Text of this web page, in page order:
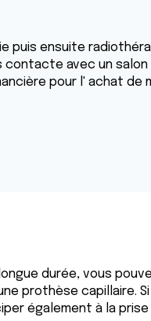
puis ensuite
contacte avec un salon
pour l' achat de
durée, vous
prothèse capillaire. Si
également à la prise